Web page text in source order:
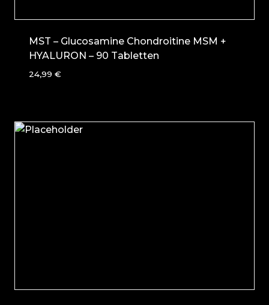
MST – Glucosamine Chondroitine MSM +
HYALURON – 90 Tabletten
24,99 €